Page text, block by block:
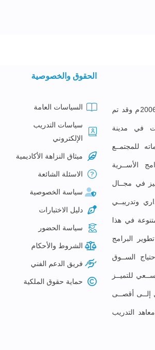
معهــد البصائــر للتدريــب تأســس عــام 2006م وقد تم
في مدينة
للمجتمــع
الأســرية
في مجــال
وتدريبــي
في هذا
البرامج
الســوق
للتميــز
إلــى أقصــى
التدريب
الحقوق والخصوصية
السياسات العامة
سياسات التدريب
الإلكتروني
ميثاق النزاهة الأكاديمية
الاسئلة الشائعة
سياسة الخصوصية
دليل الاختبارات
سياسة الحضور
الشروط والأحكام
فريق الدعم الفني
حماية حقوق الملكية